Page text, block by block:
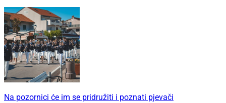
Na pozornici će im se pridružiti i poznati pjevači